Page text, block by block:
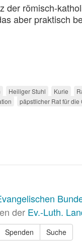
der römisch-
aber praktisch
Heiliger Stuhl Kurie
päpstlicher Rat für die
der Ev.-Luth.
Spenden Suche